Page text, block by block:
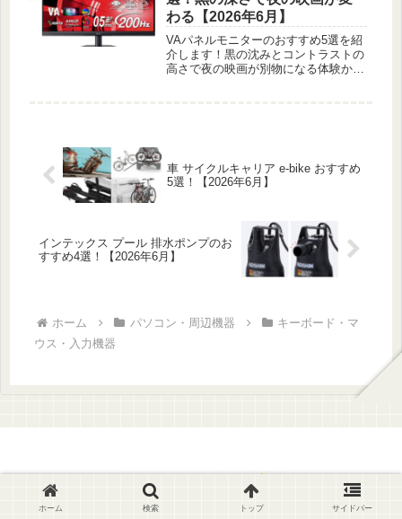
わる【2026年6月】
VAパネルモニターのおすすめ5選を紹
介します！黒の沈みとコントラストの
高さで夜の映画が別物になる体験か
車 サイクルキャリア e-bike おすすめ
5選！【2026年6月】
インテックス プール 排水ポンプのお
すすめ4選！【2026年6月】
ホーム パソコン・周辺機器
キーボード・マ
ウス・入力機器
ホーム 検索 トップ サイドバー